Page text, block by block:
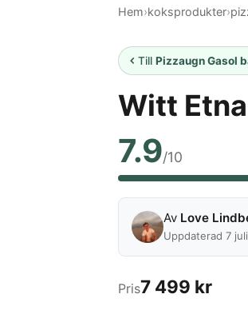
Hem›koksprodukter›
TillPizzaugn Gasol
Witt
7.9/10
Av Love
Uppdaterad 7
Pris7 499 kr